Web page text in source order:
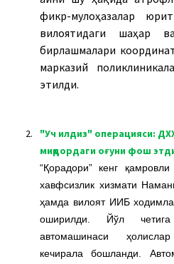
фикр-мулоҳазалар
вилоятидаги шаҳар
бирлашмалари
марказий
этилди.
2.
"Уч илдиз" операцияси:
миқдордаги оғуни фош
“Қорадори” кенг
хавфсизлик хизмати
ҳамда вилоят ИИБ
оширилди. Йўл четига
автомашинаси
кечирала бошланди.